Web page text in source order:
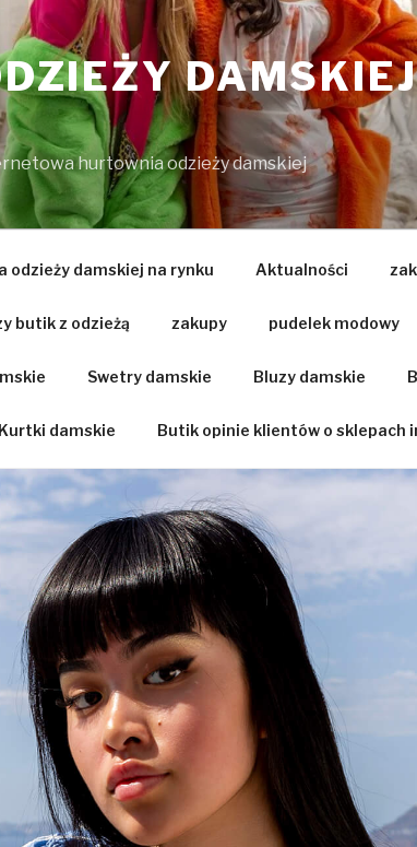
hurtownia odzieży damskiej
odzieży damskiej na rynku Aktualności
butik z odzieżą zakupy pudelek modowy
Swetry damskie Bluzy damskie
Kurtki damskie Butik opinie klientów o sklepach